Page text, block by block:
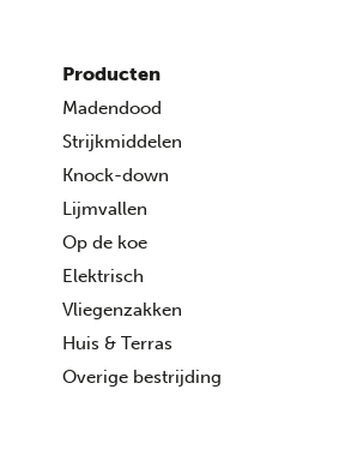
Producten
Madendood
Strijkmiddelen
Knock-down
Lijmvallen
Op de koe
Elektrisch
Vliegenzakken
Huis & Terras
Overige bestrijding